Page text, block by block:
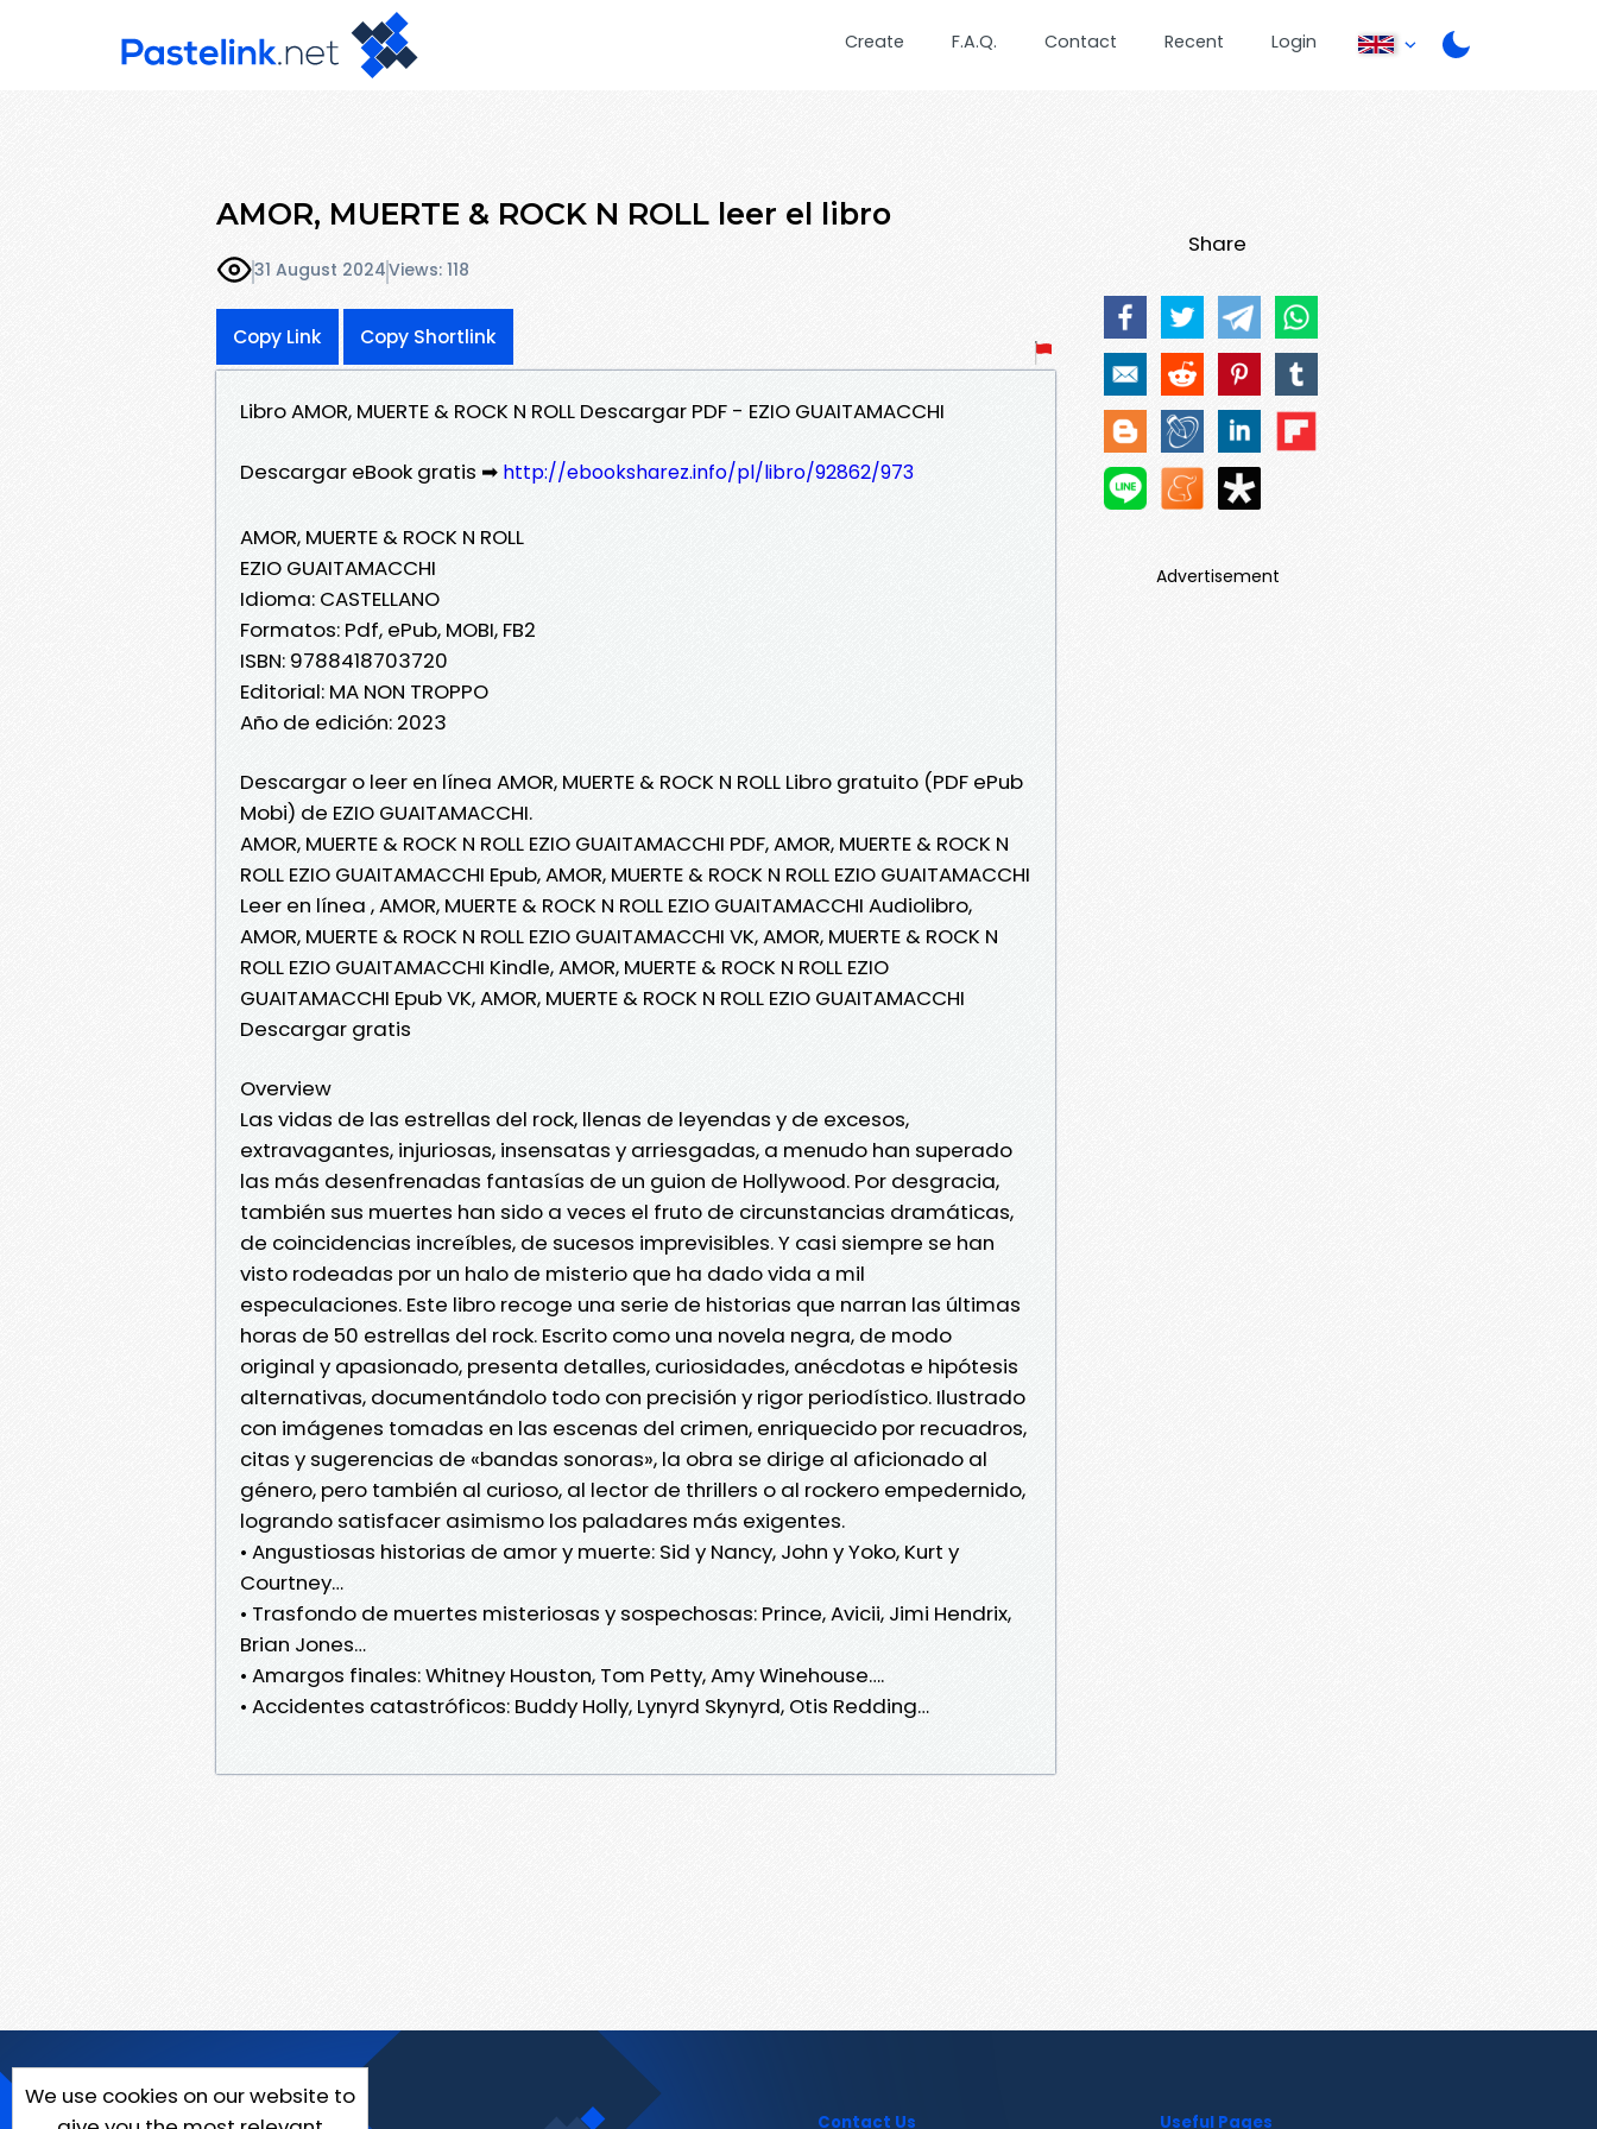
Create F.A.Q. Contact Recent Login
AMOR, MUERTE & ROCK N ROLL leer el libro
31 August 2024Views: 118
Copy Link Copy Shortlink
Libro AMOR, MUERTE & ROCK N ROLL Descargar PDF - EZIO GUAITAMACCHI
Descargar eBook gratis ➡ http://ebooksharez.info/pl/libro/92862/973
AMOR, MUERTE & ROCK N ROLL
EZIO GUAITAMACCHI
Idioma: CASTELLANO
Formatos: Pdf, ePub, MOBI, FB2
ISBN: 9788418703720
Editorial: MA NON TROPPO
Año de edición: 2023
Descargar o leer en línea AMOR, MUERTE & ROCK N ROLL Libro gratuito (PDF ePub
Mobi) de EZIO GUAITAMACCHI.
AMOR, MUERTE & ROCK N ROLL EZIO GUAITAMACCHI PDF, AMOR, MUERTE & ROCK N
ROLL EZIO GUAITAMACCHI Epub, AMOR, MUERTE & ROCK N ROLL EZIO GUAITAMACCHI
Leer en línea , AMOR, MUERTE & ROCK N ROLL EZIO GUAITAMACCHI Audiolibro,
AMOR, MUERTE & ROCK N ROLL EZIO GUAITAMACCHI VK, AMOR, MUERTE & ROCK N
ROLL EZIO GUAITAMACCHI Kindle, AMOR, MUERTE & ROCK N ROLL EZIO
GUAITAMACCHI Epub VK, AMOR, MUERTE & ROCK N ROLL EZIO GUAITAMACCHI
Descargar gratis
Overview
Las vidas de las estrellas del rock, llenas de leyendas y de excesos,
extravagantes, injuriosas, insensatas y arriesgadas, a menudo han superado
las más desenfrenadas fantasías de un guion de Hollywood. Por desgracia,
también sus muertes han sido a veces el fruto de circunstancias dramáticas,
de coincidencias increíbles, de sucesos imprevisibles. Y casi siempre se han
visto rodeadas por un halo de misterio que ha dado vida a mil
especulaciones. Este libro recoge una serie de historias que narran las últimas
horas de 50 estrellas del rock. Escrito como una novela negra, de modo
original y apasionado, presenta detalles, curiosidades, anécdotas e hipótesis
alternativas, documentándolo todo con precisión y rigor periodístico. Ilustrado
con imágenes tomadas en las escenas del crimen, enriquecido por recuadros,
citas y sugerencias de «bandas sonoras», la obra se dirige al aficionado al
género, pero también al curioso, al lector de thrillers o al rockero empedernido,
logrando satisfacer asimismo los paladares más exigentes.
• Angustiosas historias de amor y muerte: Sid y Nancy, John y Yoko, Kurt y
Courtney…
• Trasfondo de muertes misteriosas y sospechosas: Prince, Avicii, Jimi Hendrix,
Brian Jones…
• Amargos finales: Whitney Houston, Tom Petty, Amy Winehouse….
• Accidentes catastróficos: Buddy Holly, Lynyrd Skynyrd, Otis Redding…
Share
Advertisement
We use cookies on our website to
Contact Us Useful Pages